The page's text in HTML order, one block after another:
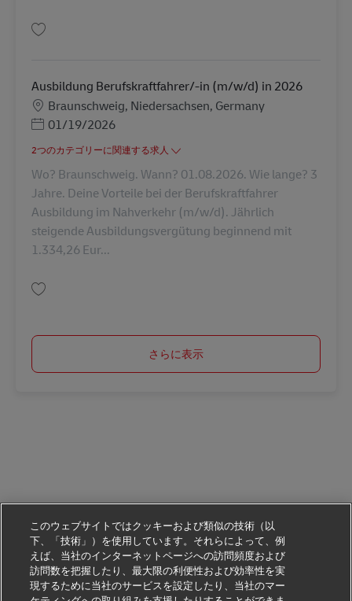
Ausbildung Berufskraftfahrer/-in (m/w/d) in 2026
勤務地
Braunschweig, Niedersachsen, Germany
Posted Date
01/19/2026
2つのカテゴリーに関連する求人
Wo? Braunschweig. Wann? 01.08.2026. Wie lange? 3
Jahre. Deine Vorteile bei der Berufskraftfahrer
Ausbildung im Nahverkehr (m/w/d). Jährlich
steigende Ausbildungsvergütung beginnend mit
1.334,26 Eur...
さらに表示
このウェブサイトではクッキーおよび類似の技術（以
下、「技術」）を使用しています。それらによって、例
えば、当社のインターネットページへの訪問頻度および
訪問数を把握したり、最大限の利便性および効率性を実
現するために当社のサービスを設定したり、当社のマー